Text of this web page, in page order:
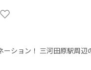
ション！ 三河田原駅周